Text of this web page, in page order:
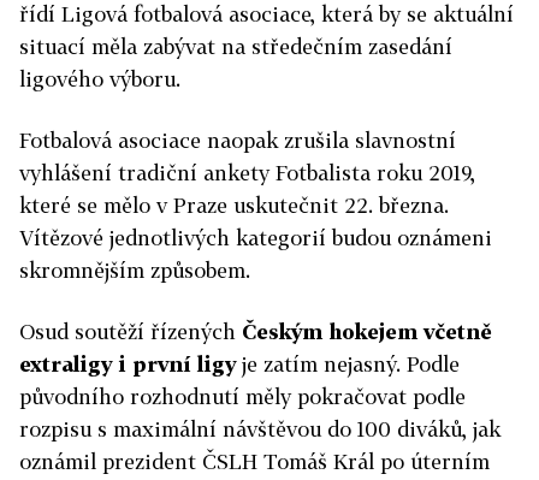
řídí Ligová fotbalová asociace, která by se aktuální
situací měla zabývat na středečním zasedání
ligového výboru.
Fotbalová asociace naopak zrušila slavnostní
vyhlášení tradiční ankety Fotbalista roku 2019,
které se mělo v Praze uskutečnit 22. března.
Vítězové jednotlivých kategorií budou oznámeni
skromnějším způsobem.
Osud soutěží řízených Českým hokejem včetně
extraligy i první ligyje zatím nejasný. Podle
původního rozhodnutí měly pokračovat podle
rozpisu s maximální návštěvou do 100 diváků, jak
oznámil prezident ČSLH Tomáš Král po úterním